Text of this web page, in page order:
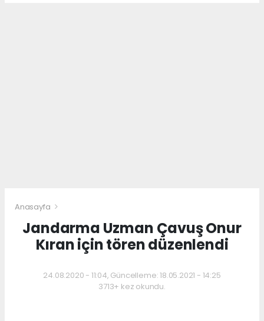
Anasayfa
Jandarma Uzman Çavuş Onur
Kıran için tören düzenlendi
24.08.2020 - 11:04, Güncelleme: 18.05.2021 - 14:25
3713+ kez okundu.